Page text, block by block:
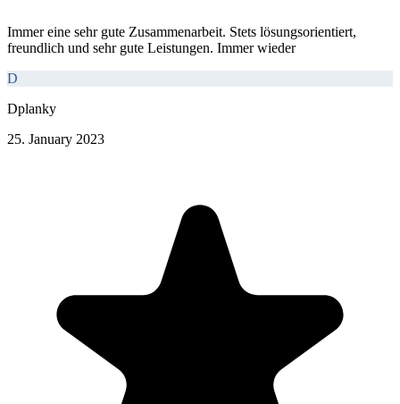
Immer eine sehr gute Zusammenarbeit. Stets lösungsorientiert,
freundlich und sehr gute Leistungen. Immer wieder
D
Dplanky
25. January 2023